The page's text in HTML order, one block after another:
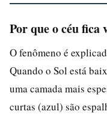
Por que o céu fica
O fenômeno é
Quando o Sol está
uma camada mais
curtas (azul) são